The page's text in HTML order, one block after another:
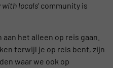
with locals‘ community is
het alleen op reis gaan.
terwijl je op reis bent, zijn
waar we ook op